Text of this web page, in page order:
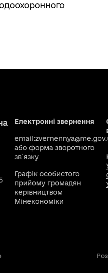
Електронні звернення
email:
або форма зворотного
зв`язку
Графік особистого
прийому громадян
керівництвом
Мінекономіки